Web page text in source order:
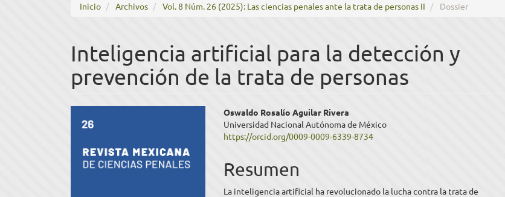
Inicio Archivos Vol. 8 Núm. 26 (2025): Las ciencias penales ante la trata de personas II Dossier
Inteligencia artificial para la detección y
prevención de la trata de personas
Barra
lateral
del
artículo
Contenido
principal
artículo
Oswaldo Rosalío Aguilar Rivera
Universidad Nacional Autónoma de México
https://orcid.org/0009-0009-6339-8734
Resumen
La inteligencia artificial ha revolucionado la lucha contra la trata de